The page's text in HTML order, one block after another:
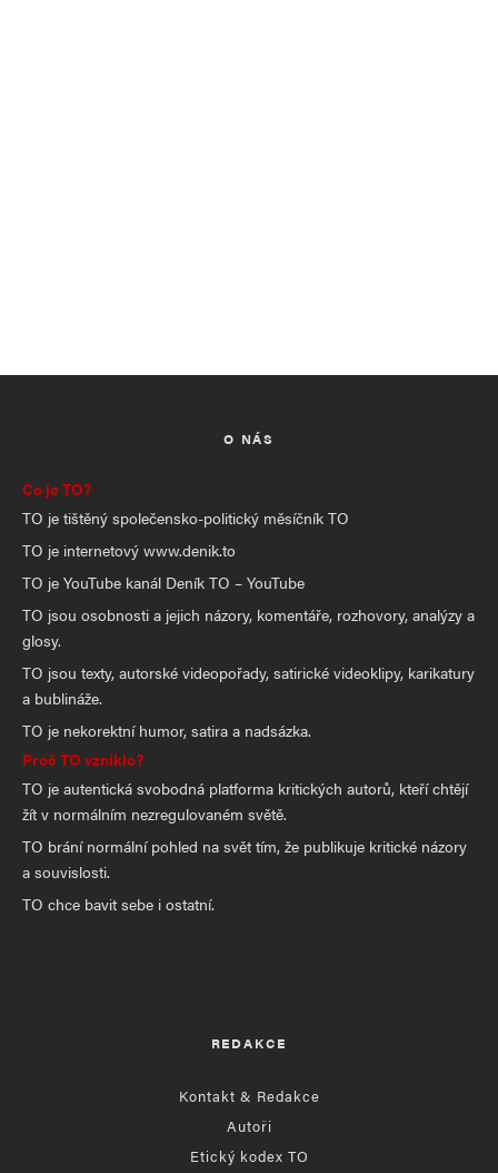
O NÁS
Co je TO?
TO je tištěný společensko-politický měsíčník TO
TO je internetový www.denik.to
TO je YouTube kanál Deník TO – YouTube
TO jsou osobnosti a jejich názory, komentáře, rozhovory, analýzy a
glosy.
TO jsou texty, autorské videopořady, satirické videoklipy, karikatury
a bublináže.
TO je nekorektní humor, satira a nadsázka.
Proč TO vzniklo?
TO je autentická svobodná platforma kritických autorů, kteří chtějí
žít v normálním nezregulovaném světě.
TO brání normální pohled na svět tím, že publikuje kritické názory
a souvislosti.
TO chce bavit sebe i ostatní.
REDAKCE
Kontakt & Redakce
Autoři
Etický kodex TO